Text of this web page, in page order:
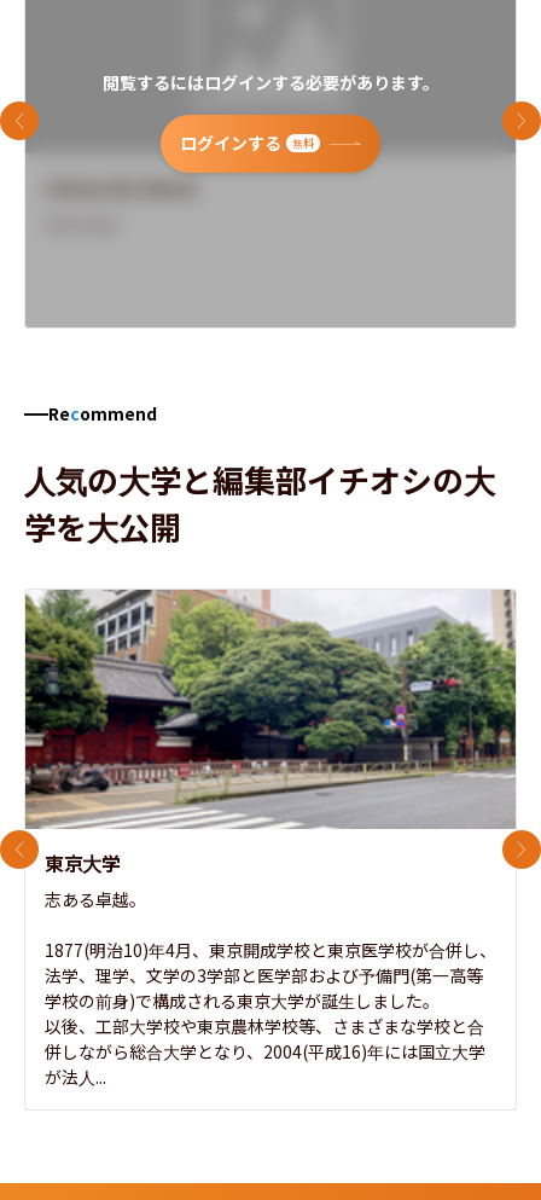
閲覧するにはログインする必要があります。
ログインする 無料
前のスライド 次
Recommend
人気の大学と編集部イチオシの大
学を大公開
東京大学
志ある卓越。
1877(明治10)年4月、東京開成学校と東京医学校が合併し、
法学、理学、文学の3学部と医学部および予備門(第一高等
学校の前身)で構成される東京大学が誕生しました。
以後、工部大学校や東京農林学校等、さまざまな学校と合
併しながら総合大学となり、2004(平成16)年には国立大学
が法人...
前のスライド 次